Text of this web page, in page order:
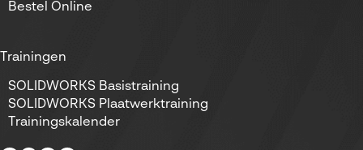
Bestel Online
Trainingen
SOLIDWORKS Basistraining
SOLIDWORKS Plaatwerktraining
Trainingskalender